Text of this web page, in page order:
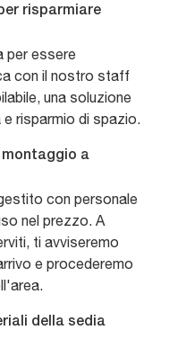
risparmiare
per essere
con il nostro staff
una soluzione
risparmio di spazio.
montaggio a
con personale
nel prezzo. A
ti avviseremo
e procederemo
della sedia